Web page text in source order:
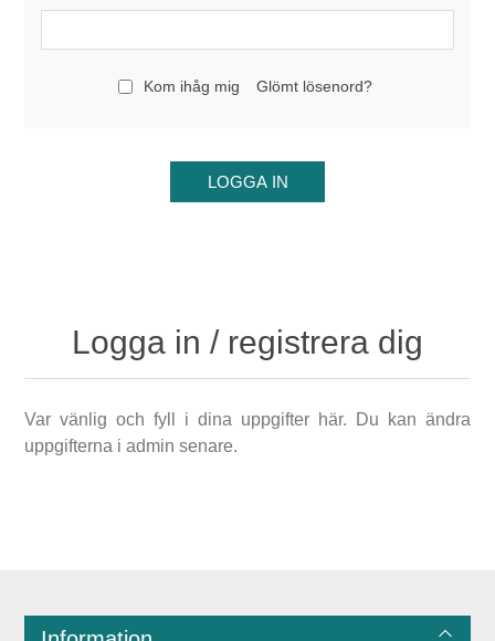
Kom ihåg mig Glömt lösenord?
Logga in / registrera dig
Var vänlig och fyll i dina uppgifter här. Du kan ändra
uppgifterna i admin senare.